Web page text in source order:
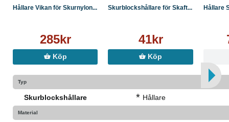
Hållare Vikan för Skurnylon...
285kr
Köp
Skurblockshållare för Skaft...
41kr
Köp
Hållare
Typ
Skurblockshållare * Hållare
Material